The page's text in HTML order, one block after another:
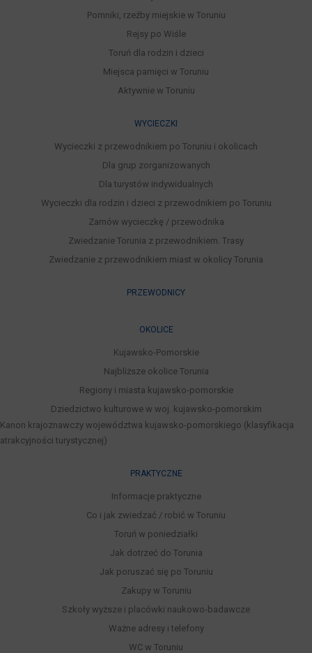
Pomniki, rzeźby miejskie w Toruniu
Rejsy po Wiśle
Toruń dla rodzin i dzieci
Miejsca pamięci w Toruniu
Aktywnie w Toruniu
WYCIECZKI
Wycieczki z przewodnikiem po Toruniu i okolicach
Dla grup zorganizowanych
Dla turystów indywidualnych
Wycieczki dla rodzin i dzieci z przewodnikiem po Toruniu
Zamów wycieczkę / przewodnika
Zwiedzanie Torunia z przewodnikiem. Trasy
Zwiedzanie z przewodnikiem miast w okolicy Torunia
PRZEWODNICY
OKOLICE
Kujawsko-Pomorskie
Najbliższe okolice Torunia
Regiony i miasta kujawsko-pomorskie
Dziedzictwo kulturowe w woj. kujawsko-pomorskim
Kanon krajoznawczy województwa kujawsko-pomorskiego (klasyfikacja
atrakcyjności turystycznej)
PRAKTYCZNE
Informacje praktyczne
Co i jak zwiedzać / robić w Toruniu
Toruń w poniedziałki
Jak dotrzeć do Torunia
Jak poruszać się po Toruniu
Zakupy w Toruniu
Szkoły wyższe i placówki naukowo-badawcze
Ważne adresy i telefony
WC w Toruniu